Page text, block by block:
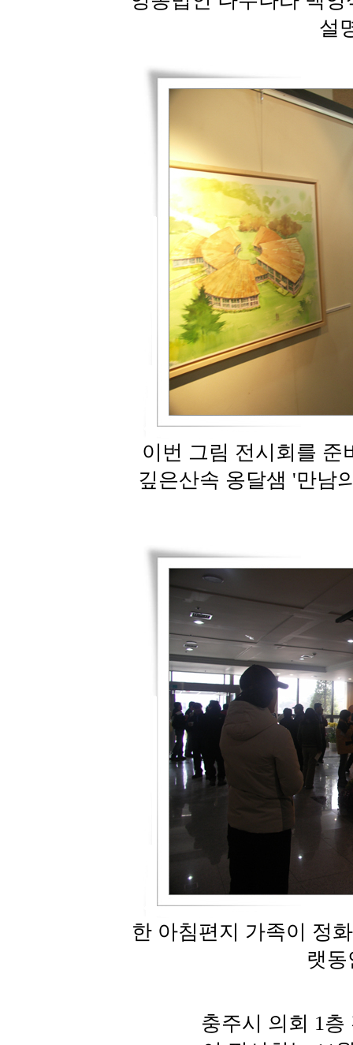
설
이번 그림 전시회를 준
깊은산속 옹달샘 '만남
한 아침편지 가족이 정
랫
충주시 의회 1